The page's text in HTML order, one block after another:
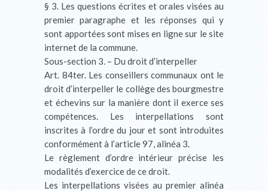
§ 3. Les questions écrites et orales visées au
premier paragraphe et les réponses qui y
sont apportées sont mises en ligne sur le site
internet de la commune.
Sous-section 3. – Du droit d’interpeller
Art. 84ter. Les conseillers communaux ont le
droit d’interpeller le collège des bourgmestre
et échevins sur la manière dont il exerce ses
compétences. Les interpellations sont
inscrites à l’ordre du jour et sont introduites
conformément à l’article 97, alinéa 3.
Le règlement d’ordre intérieur précise les
modalités d’exercice de ce droit.
Les interpellations visées au premier alinéa